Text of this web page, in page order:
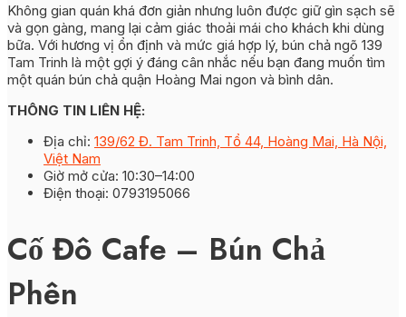
Không gian quán khá đơn giản nhưng luôn được giữ gìn sạch sẽ
và gọn gàng, mang lại cảm giác thoải mái cho khách khi dùng
bữa. Với hương vị ổn định và mức giá hợp lý, bún chả ngõ 139
Tam Trinh là một gợi ý đáng cân nhắc nếu bạn đang muốn tìm
một quán bún chả quận Hoàng Mai ngon và bình dân.
THÔNG TIN LIÊN HỆ:
Địa chỉ: 139/62 Đ. Tam Trinh, Tổ 44, Hoàng Mai, Hà Nội,
Việt Nam
Giờ mở cửa: 10:30–14:00
Điện thoại: 0793195066
Cố Đô Cafe – Bún Chả
Phên